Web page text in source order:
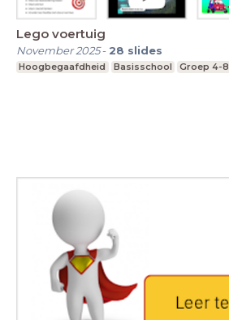
Lego voertuig
November 2025- 28 slides
Hoogbegaafdheid Basisschool Groep 4-8